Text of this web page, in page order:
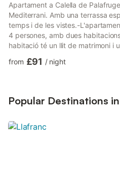
Apartament a Calella de
Mediterrani. Amb una terrassa
temps i de les vistes.-
4 persones, amb dues
habitació té un llit de matrimoni i
tenen llum exterior. Pel que fa els
cadires per poder-hi menjar. Des
from £91 / night
Popular Destinations